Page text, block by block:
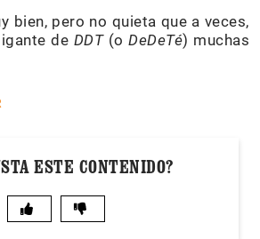
bien, pero no quieta que a veces,
de DDT(o DeDeTé) muchas
ESTE CONTENIDO?